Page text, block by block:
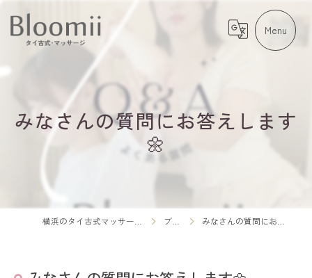
みなさんの質問にお答えします
🌼
ブログ みなさんの質問にお答えします🌼